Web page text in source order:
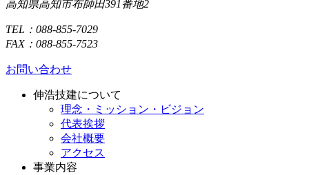
高知県高知市布師田391番地2
TEL：088-855-7029
FAX：088-855-7523
お問い合わせ
伸浩技建について
理念・ミッション・ビジョン
代表挨拶
会社概要
アクセス
事業内容